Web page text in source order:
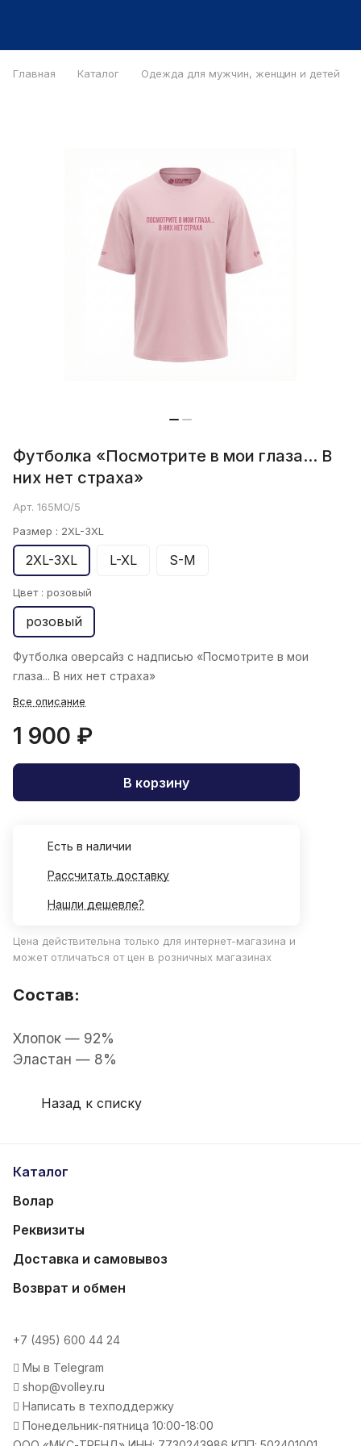
Главная Каталог Одежда для мужчин, женщин и детей
Футболка «Посмотрите в мои глаза... В
них нет страха»
Арт. 165MO/5
Размер : 2XL-3XL
2XL-3XL L-XL S-M
Цвет : розовый
розовый
Футболка oверсайз с надписью «Посмотрите в мои
глаза... В них нет страха»
Все описание
1 900 ₽
В корзину
Есть в наличии
Рассчитать доставку
Нашли дешевле?
Цена действительна только для интернет-магазина и
может отличаться от цен в розничных магазинах
Состав:
Хлопок — 92%
Эластан — 8%
Назад к списку
Каталог
Волар
Реквизиты
Доставка и самовывоз
Возврат и обмен
+7 (495) 600 44 24
Мы в Telegram
shop@volley.ru
Написать в техподдержку
Понедельник-пятница 10:00-18:00